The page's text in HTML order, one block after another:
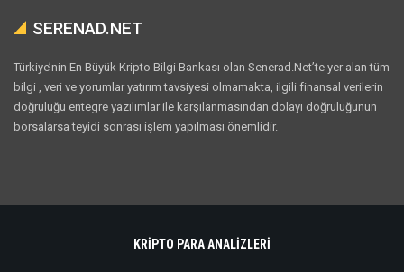
SERENAD.NET
Türkiye’nin En Büyük Kripto Bilgi Bankası olan Senerad.Net’te yer alan tüm
bilgi , veri ve yorumlar yatırım tavsiyesi olmamakta, ilgili finansal verilerin
doğruluğu entegre yazılımlar ile karşılanmasından dolayı doğruluğunun
borsalarsa teyidi sonrası işlem yapılması önemlidir.
KRİPTO PARA ANALİZLERİ